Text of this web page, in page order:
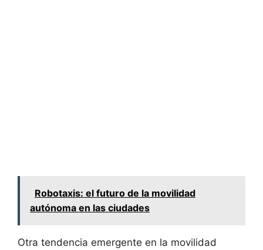
Robotaxis: el futuro de la movilidad
autónoma en las ciudades
Otra tendencia emergente en la movilidad